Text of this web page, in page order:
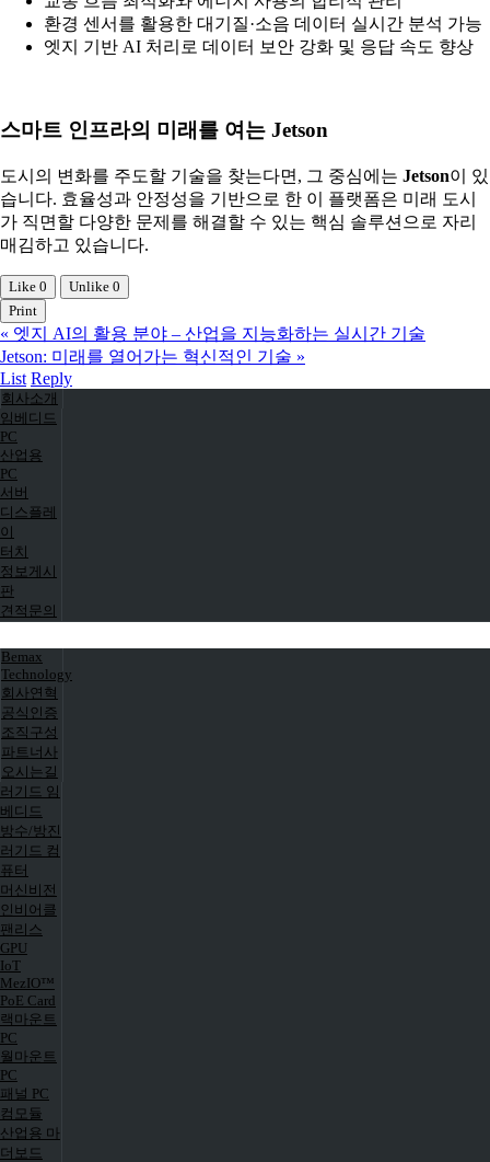
환경 센서를 활용한 대기질·소음 데이터 실시간 분석 가능
엣지 기반 AI 처리로 데이터 보안 강화 및 응답 속도 향상
스마트 인프라의 미래를 여는 Jetson
도시의 변화를 주도할 기술을 찾는다면, 그 중심에는 Jetson이 있
습니다. 효율성과 안정성을 기반으로 한 이 플랫폼은 미래 도시
가 직면할 다양한 문제를 해결할 수 있는 핵심 솔루션으로 자리
매김하고 있습니다.
Like 0 Unlike 0
Print
« 엣지 AI의 활용 분야 – 산업을 지능화하는 실시간 기술
Jetson: 미래를 열어가는 혁신적인 기술 »
List Reply
회사소개
임베디드
PC
산업용
PC
서버
디스플레
이
터치
정보게시
판
견적문의
Bemax
Technology
회사연혁
공식인증
조직구성
파트너사
오시는길
러기드 임
베디드
방수/방진
러기드 컴
퓨터
머신비전
인비어클
팬리스
GPU
IoT
MezIO™
PoE Card
랙마운트
PC
월마운트
PC
패널 PC
컴모듈
산업용 마
더보드